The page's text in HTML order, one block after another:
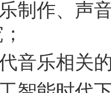
制作、声
音乐相关